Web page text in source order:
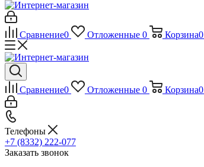
Сравнение0 Отложенные 0 Корзина0
Сравнение0 Отложенные 0 Корзина0
Телефоны
+7 (8332) 222-077
Заказать звонок